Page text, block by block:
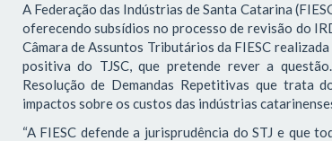
A Federação das Indústrias de Santa Catarina
oferecendo subsídios no processo de revisão do
Câmara de Assuntos Tributários da FIESC
positiva do TJSC, que pretende rever a
Resolução de Demandas Repetitivas que trata
impactos sobre os custos das indústrias
“A FIESC defende a jurisprudência do STJ e que